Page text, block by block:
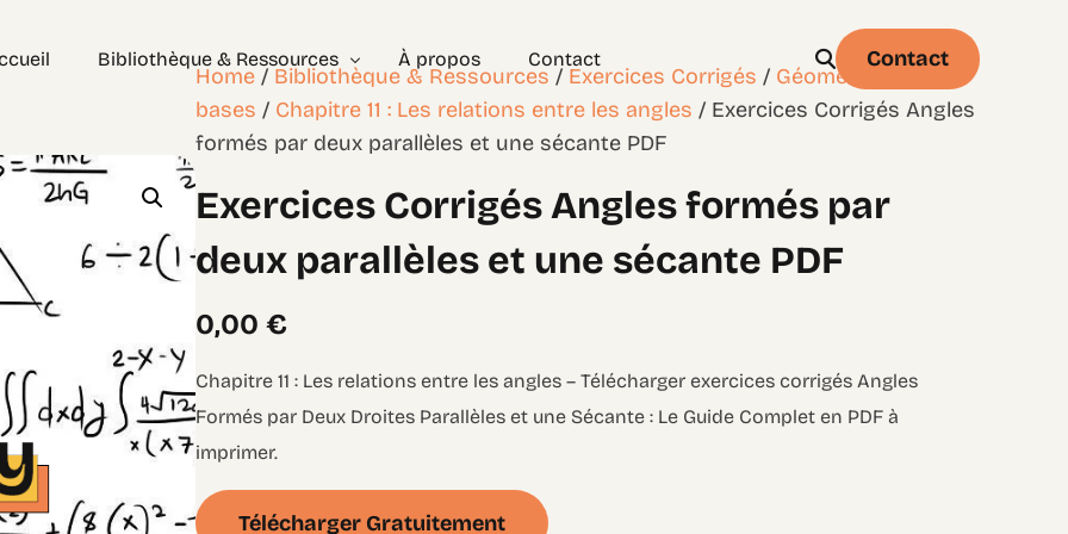
Bibliothèque & Ressources
Exercices Corrigés
Géométrie – les bases Géométrie – Niveau 2 Physique Statistique & probabilités – Niveau 1
À propos Contact Contact
Home / Bibliothèque & Ressources / Exercices Corrigés / Géométrie - les
bases / Chapitre 11 : Les relations entre les angles / Exercices Corrigés Angles
formés par deux parallèles et une sécante PDF
Exercices Corrigés Angles formés par
deux parallèles et une sécante PDF
0,00€
Chapitre 11 : Les relations entre les angles – Télécharger exercices corrigés Angles
Formés par Deux Droites Parallèles et une Sécante : Le Guide Complet en PDF à
imprimer.
Télécharger Gratuitement